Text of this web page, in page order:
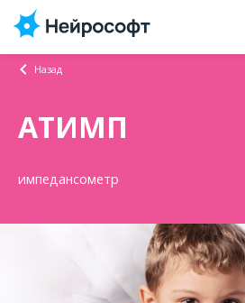
Контакты
Назад
АТИМП
импедансометр